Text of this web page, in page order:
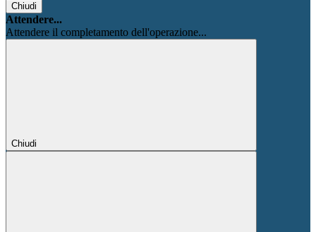
Chiudi
Attendere...
Attendere il completamento dell'operazione...
Chiudi